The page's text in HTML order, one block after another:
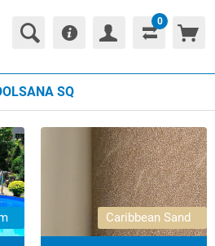
0
SQ
Derzeit ausverkauft!
Caribbean Sand